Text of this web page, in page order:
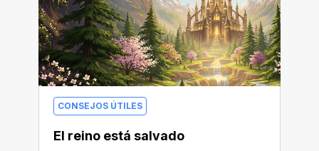
CONSEJOS ÚTILES
El reino está salvado